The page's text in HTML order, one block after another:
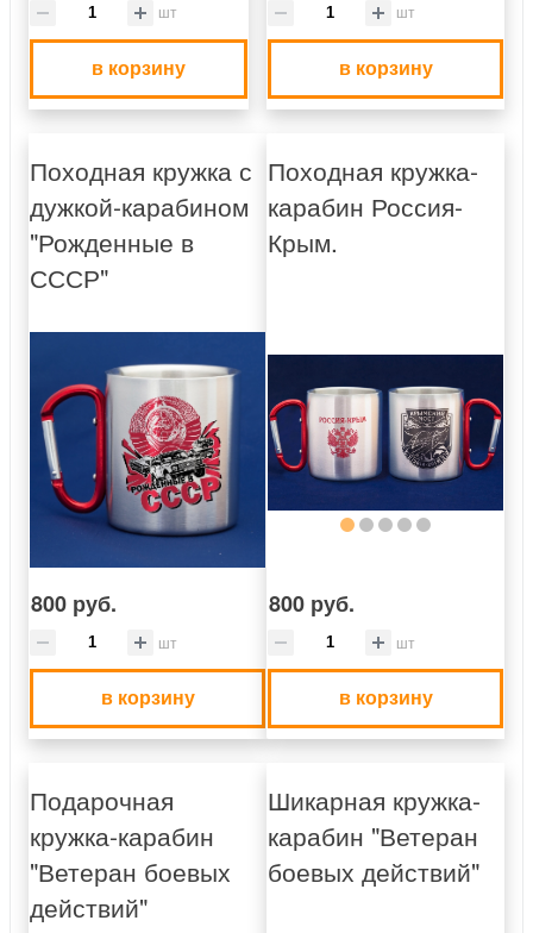
шт
в корзину
шт
в корзину
Походная кружка с
дужкой-карабином
"Рожденные в
СССР"
800 руб.
шт
в корзину
Походная кружка-
карабин Россия-
Крым.
800 руб.
шт
в корзину
Подарочная
кружка-карабин
"Ветеран боевых
действий"
Шикарная кружка-
карабин "Ветеран
боевых действий"